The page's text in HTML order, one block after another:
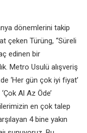
dönemlerini takip
çeken Türüng, “Süreli
edinen bir
Metro Usulü alışveriş
‘Her gün çok iyi fiyat’
Al Az Öde’
en çok talep
4 bine yakın